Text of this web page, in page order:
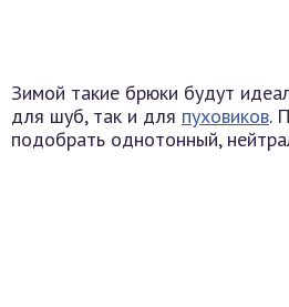
Зимой такие брюки будут
для шуб, так и для пуховиков.
подобрать однотонный,